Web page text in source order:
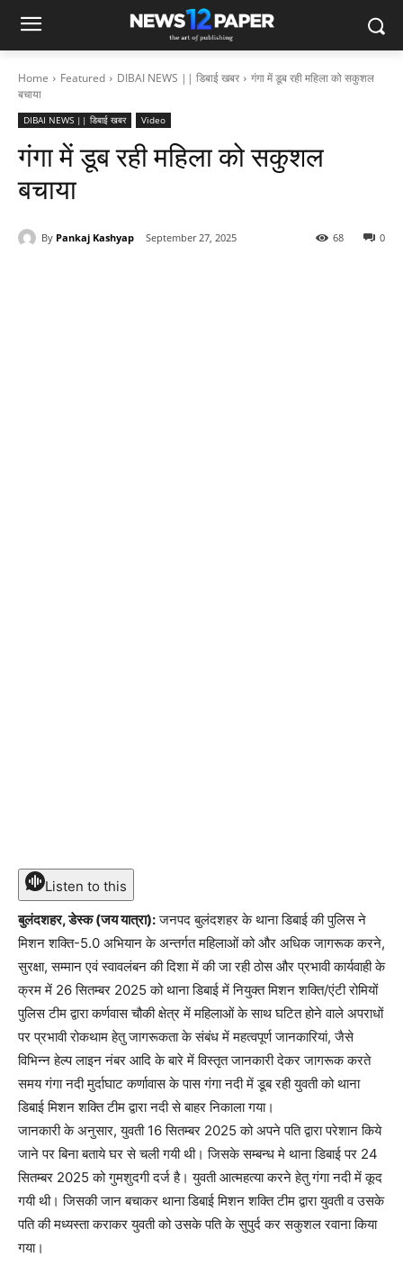
Home Featured DIBAI NEWS || डिबाई खबर
गंगा में डूब रही महिला को सकुशल
बचाया
DIBAI NEWS || डिबाई खबर Video
गंगा में डूब रही महिला को सकुशल
बचाया
By Pankaj Kashyap September 27, 2025 0
68
Listen to this
बुलंदशहर, डेस्क (जय यात्रा):जनपद बुलंदशहर के थाना डिबाई की पुलिस ने
मिशन शक्ति-5.0 अभियान के अन्तर्गत महिलाओं को और अधिक जागरूक करने,
सुरक्षा, सम्मान एवं स्वावलंबन की दिशा में की जा रही ठोस और प्रभावी कार्यवाही के
क्रम में 26 सितम्बर 2025 को थाना डिबाई में नियुक्त मिशन शक्ति/एंटी रोमियों
पुलिस टीम द्वारा कर्णवास चौकी क्षेत्र में महिलाओं के साथ घटित होने वाले अपराधों
पर प्रभावी रोकथाम हेतु जागरूकता के संबंध में महत्वपूर्ण जानकारियां, जैसे
विभिन्न हेल्प लाइन नंबर आदि के बारे में विस्तृत जानकारी देकर जागरूक करते
समय गंगा नदी मुर्दाघाट कर्णावास के पास गंगा नदी में डूब रही युवती को थाना
डिबाई मिशन शक्ति टीम द्वारा नदी से बाहर निकाला गया।
जानकारी के अनुसार, युवती 16 सितम्बर 2025 को अपने पति द्वारा परेशान किये
जाने पर बिना बताये घर से चली गयी थी। जिसके सम्बन्ध मे थाना डिबाई पर 24
सितम्बर 2025 को गुमशुदगी दर्ज है। युवती आत्महत्या करने हेतु गंगा नदी में कूद
गयी थी। जिसकी जान बचाकर थाना डिबाई मिशन शक्ति टीम द्वारा युवती व उसके
पति की मध्यस्ता कराकर युवती को उसके पति के सुपुर्द कर सकुशल रवाना किया
गया।